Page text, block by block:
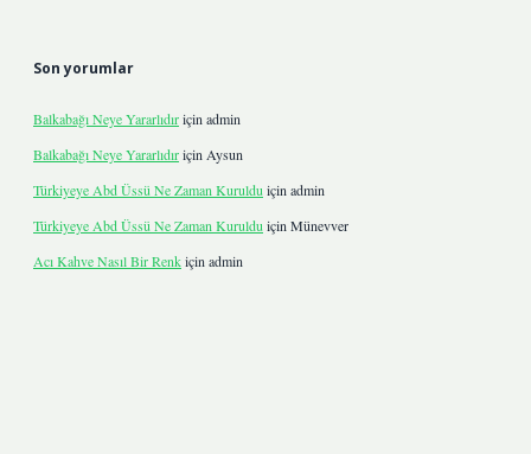
Son yorumlar
Balkabağı Neye Yararlıdıriçin admin
Balkabağı Neye Yararlıdıriçin Aysun
Türkiyeye Abd Üssü Ne Zaman Kuruldu için admin
Türkiyeye Abd Üssü Ne Zaman Kuruldu için Münevver
Acı Kahve Nasıl Bir Renkiçin admin